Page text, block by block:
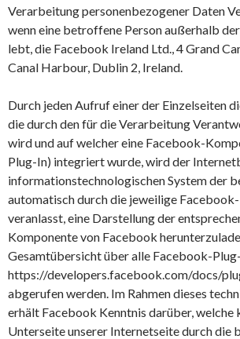
Verarbeitung personenbezogener Daten
wenn eine betroffene Person außerhalb
lebt, die Facebook Ireland Ltd., 4 Grand
Canal Harbour, Dublin 2, Ireland.
Durch jeden Aufruf einer der Einzelseiten
die durch den für die Verarbeitung
wird und auf welcher eine Facebook-
Plug-In) integriert wurde, wird der
informationstechnologischen System der
automatisch durch die jeweilige
veranlasst, eine Darstellung der
Komponente von Facebook
Gesamtübersicht über alle Facebook-
https://developers.facebook.com/docs/
abgerufen werden. Im Rahmen dieses
erhält Facebook Kenntnis darüber, welche
Unterseite unserer Internetseite durch die